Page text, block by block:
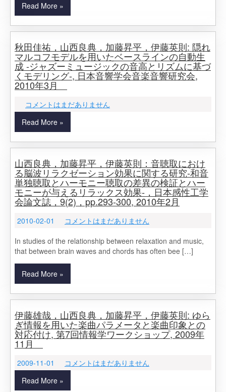
Read More »
秋田佳祐，山西良典，加藤昇平，伊藤英則: 隠れ
マルコフモデルを用いたベースラインの自動生
成 -ジャズーミュージックの音高とリズムに基づ
くモデリング-, 日本音響学会音楽音響研究会,
2010年3月
コメントはまだありません
Read More »
山西良典，加藤昇平，伊藤英則：音聴取におけ
る脳波リラクゼーション効果に関する研究‐和音
単独聴取とハーモニー聴取の差異の検証とハー
モニーが与えるリラックス効果‐，日本感性工学
会論文誌，9(2)，pp.293-300, 2010年2月
2010-02-01
コメントはまだありません
In studies of the relationship between relaxation and music,
that between brain waves and chords has often bee […]
Read More »
伊藤雄哉，山西良典，加藤昇平，伊藤英則: ゆら
ぎ情報を用いた楽曲パラメータと楽曲印象との
対応付け, 第7回情報学ワークショップ, 2009年
11月
2009-11-01
コメントはまだありません
Read More »